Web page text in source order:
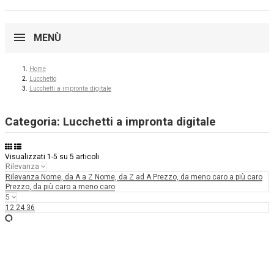
MENÙ
Home
Lucchetto
Lucchetti a impronta digitale
Categoria: Lucchetti a impronta digitale
Visualizzati 1-5 su 5 articoli
Rilevanza
Rilevanza Nome, da A a Z Nome, da Z ad A Prezzo, da meno caro a più caro
Prezzo, da più caro a meno caro
5
12 24 36